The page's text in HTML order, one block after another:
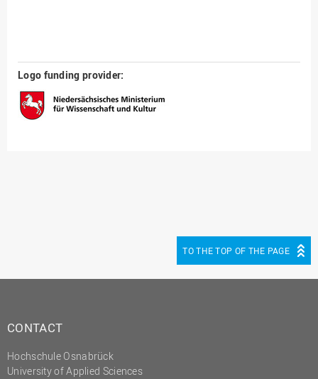
Logo funding provider:
TO THE TOP OF THE PAGE
CONTACT
Hochschule Osnabrück
University of Applied Sciences